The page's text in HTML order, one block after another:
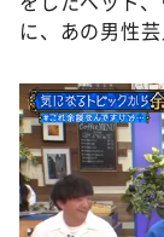
（news お
本日はダイ
朝だ！生
教えて！
ＬＩＦＥ
に、あの男性